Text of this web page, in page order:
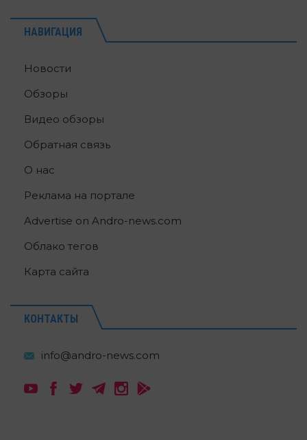
НАВИГАЦИЯ
Новости
Обзоры
Видео обзоры
Обратная связь
О нас
Реклама на портале
Advertise on Andro-news.com
Облако тегов
Карта сайта
КОНТАКТЫ